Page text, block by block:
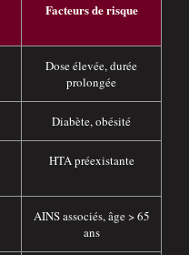
Facteurs de risque
Dose élevée, durée
prolongée
Diabète, obésité
HTA préexistante
AINS associés, âge > 65
ans